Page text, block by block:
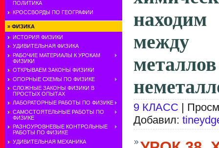
ПОЛИТИКА
КРОССВОРДЫ ПО ГЕОГРАФИИ
» ФИЗИКА
ИСТОРИЯ ФИЗИКИ
УДИВИТЕЛЬНАЯ ФИЗИКА
РАБОЧИЕ МАТЕРИАЛЫ К УРОКАМ
ФИЗИКИ
ОТКРЫВАЕМ ЗАКОНЫ ФИЗИКИ
ОПОРНЫЕ СХЕМЫ ПО ФИЗИКЕ
СЛОЖНЫЕ ЗАКОНЫ ФИЗИКИ В
ПРОСТЫХ ОПЫТАХ
ЛАБОРАТОРНЫЕ РАБОТЫ ПО ФИЗИКЕ
САМОСТОЯТЕЛЬНЫЕ РАБОТЫ ПО
ФИЗИКЕ
РАЗНОУРОВНЕВЫЕ КОНТРОЛЬНЫЕ
РАБОТЫ ПО ФИЗИКЕ
УДИВИТЕЛЬНАЯ МЕХАНИКА
9 КЛАСС |
Добавил: